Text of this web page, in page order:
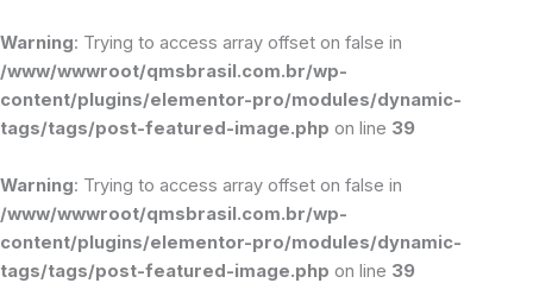
Warning: Trying to access array offset on false in
/www/wwwroot/qmsbrasil.com.br/wp-
content/plugins/elementor-pro/modules/dynamic-
tags/tags/post-featured-image.php on line 39
Warning: Trying to access array offset on false in
/www/wwwroot/qmsbrasil.com.br/wp-
content/plugins/elementor-pro/modules/dynamic-
tags/tags/post-featured-image.php on line 39
para
o
conteúdo